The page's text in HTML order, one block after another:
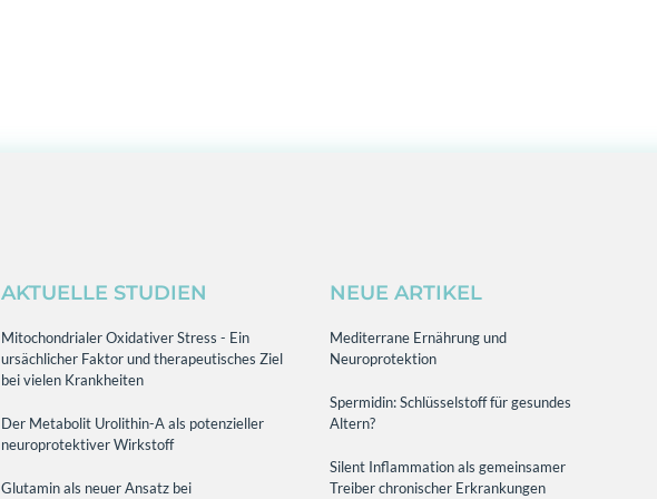
AKTUELLE STUDIEN
Mitochondrialer Oxidativer Stress - Ein
ursächlicher Faktor und therapeutisches Ziel
bei vielen Krankheiten
Der Metabolit Urolithin-A als potenzieller
neuroprotektiver Wirkstoff
Glutamin als neuer Ansatz bei
NEUE ARTIKEL
Mediterrane Ernährung und
Neuroprotektion
Spermidin: Schlüsselstoff für gesundes
Altern?
Silent Inflammation als gemeinsamer
Treiber chronischer Erkrankungen